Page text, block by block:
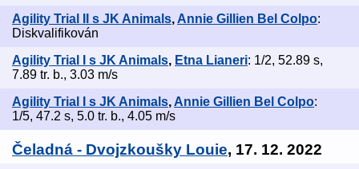
Agility Trial II s JK Animals, Annie Gillien Bel Colpo:
Diskvalifikován
Agility Trial I s JK Animals, Etna Lianeri: 1/2, 52.89 s,
7.89 tr. b., 3.03 m/s
Agility Trial I s JK Animals, Annie Gillien Bel Colpo:
1/5, 47.2 s, 5.0 tr. b., 4.05 m/s
Čeladná - Dvojzkoušky Louie, 17. 12. 2022